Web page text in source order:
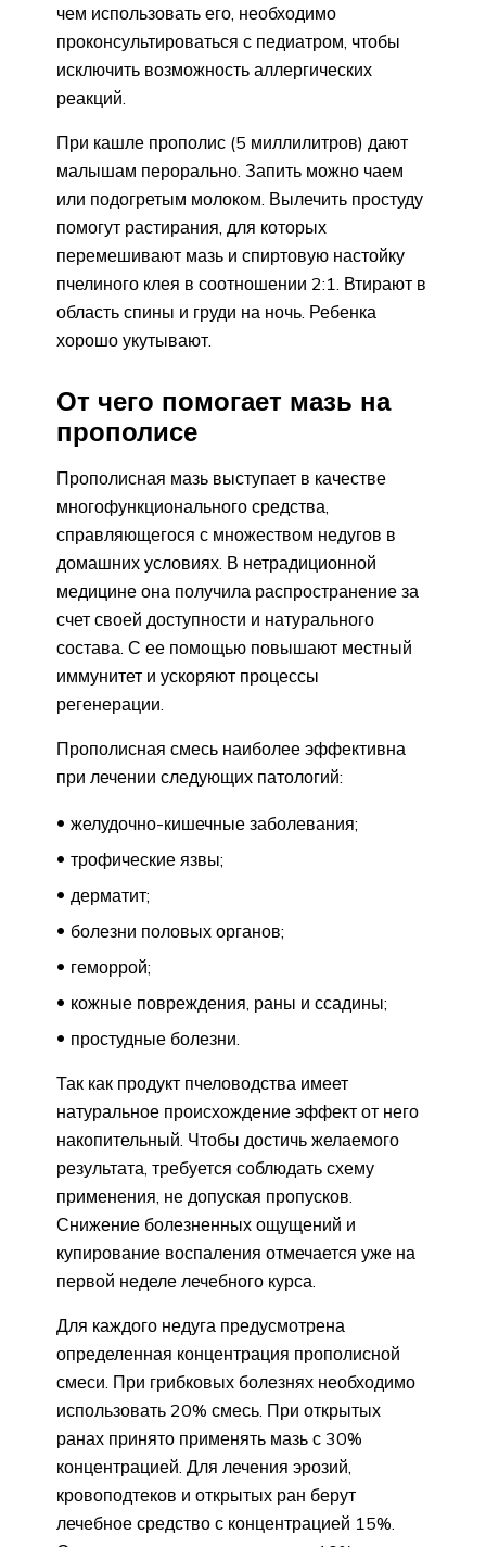
чем использовать его, необходимо
проконсультироваться с педиатром, чтобы
исключить возможность аллергических
реакций.
При кашле прополис (5 миллилитров) дают
малышам перорально. Запить можно чаем
или подогретым молоком. Вылечить простуду
помогут растирания, для которых
перемешивают мазь и спиртовую настойку
пчелиного клея в соотношении 2:1. Втирают в
область спины и груди на ночь. Ребенка
хорошо укутывают.
От чего помогает мазь на
прополисе
Прополисная мазь выступает в качестве
многофункционального средства,
справляющегося с множеством недугов в
домашних условиях. В нетрадиционной
медицине она получила распространение за
счет своей доступности и натурального
состава. С ее помощью повышают местный
иммунитет и ускоряют процессы
регенерации.
Прополисная смесь наиболее эффективна
при лечении следующих патологий:
желудочно-кишечные заболевания;
трофические язвы;
дерматит;
болезни половых органов;
геморрой;
кожные повреждения, раны и ссадины;
простудные болезни.
Так как продукт пчеловодства имеет
натуральное происхождение эффект от него
накопительный. Чтобы достичь желаемого
результата, требуется соблюдать схему
применения, не допуская пропусков.
Снижение болезненных ощущений и
купирование воспаления отмечается уже на
первой неделе лечебного курса.
Для каждого недуга предусмотрена
определенная концентрация прополисной
смеси. При грибковых болезнях необходимо
использовать 20% смесь. При открытых
ранах принято применять мазь с 30%
концентрацией. Для лечения эрозий,
кровоподтеков и открытых ран берут
лечебное средство с концентрацией 15%.